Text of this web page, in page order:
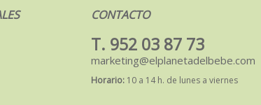
CONTACTO
T. 952 03 87 73
marketing@elplanetadelbebe.com
Horario: 10 a 14 h. de lunes a viernes